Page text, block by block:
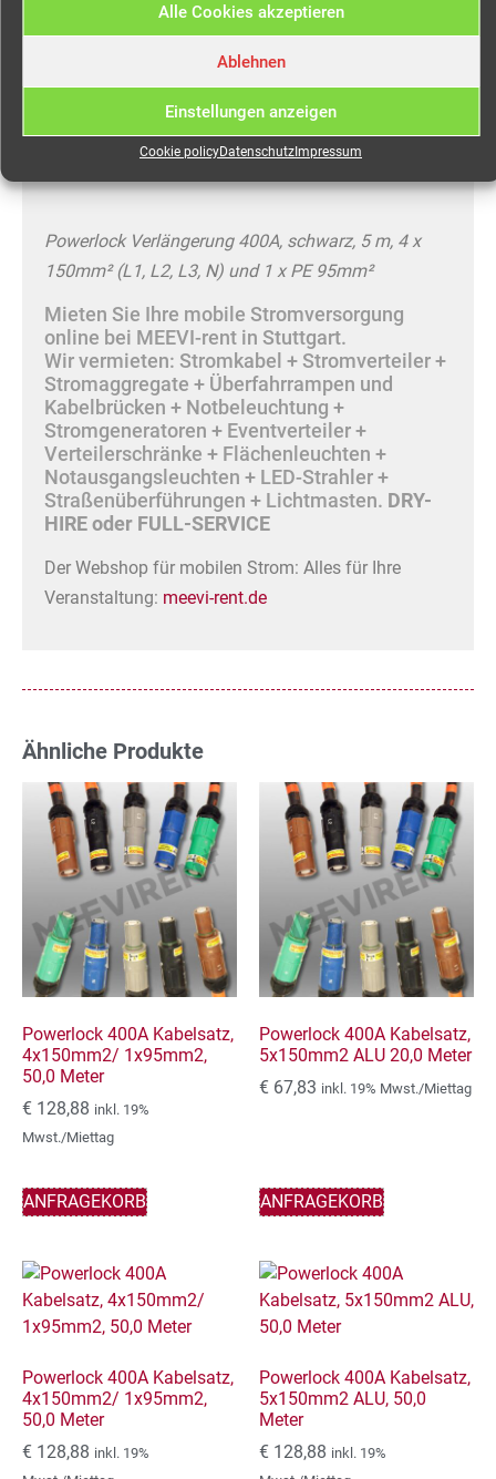
Alle Cookies akzeptieren
Ablehnen
Einstellungen anzeigen
Cookie policyDatenschutz Impressum
Beschreibung
Powerlock 400A Kabelsatz,
4x150mm²/ 1x95mm², 5,0
Meter mieten
Powerlock Verlängerung 400A, schwarz, 5 m, 4 x
150mm² (L1, L2, L3, N) und 1 x PE 95mm²
Mieten Sie Ihre mobile Stromversorgung
online bei MEEVI-rent in Stuttgart.
Wir vermieten: Stromkabel + Stromverteiler +
Stromaggregate + Überfahrrampen und
Kabelbrücken + Notbeleuchtung +
Stromgeneratoren + Eventverteiler +
Verteilerschränke + Flächenleuchten +
Notausgangsleuchten + LED-Strahler +
Straßenüberführungen + Lichtmasten. DRY-
HIRE oder FULL-SERVICE
Der Webshop für mobilen Strom: Alles für Ihre
Veranstaltung: meevi-rent.de
Ähnliche Produkte
Powerlock 400A Kabelsatz,
4x150mm2/ 1x95mm2,
50,0 Meter
€ 128,88 inkl. 19%
Mwst./Miettag
ANFRAGEKORB
Powerlock 400A Kabelsatz,
5x150mm2 ALU 20,0 Meter
€ 67,83 inkl. 19% Mwst./Miettag
ANFRAGEKORB
Powerlock 400A Kabelsatz,
4x150mm2/ 1x95mm2,
50,0 Meter
€ 128,88 inkl. 19%
Powerlock 400A Kabelsatz,
5x150mm2 ALU, 50,0
Meter
€ 128,88 inkl. 19%